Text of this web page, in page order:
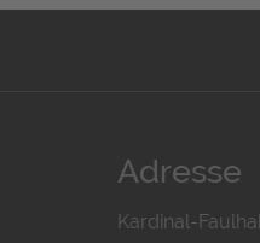
Adresse
Kardinal-